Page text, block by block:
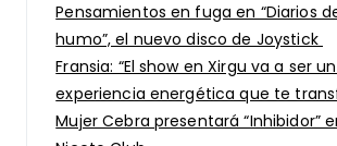
Pensamientos en fuga en “Diarios
humo”, el nuevo disco de Joystick
Fransia: “El show en Xirgu va a ser
experiencia energética que te
Mujer Cebra presentará “Inhibidor”